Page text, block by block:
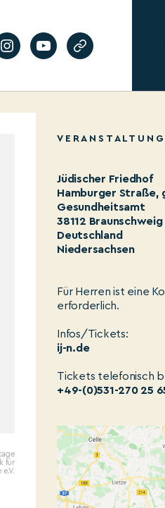
für
Jüdischer Friedhof
Hamburger Straße,
Gesundheitsamt
38112 Braunschweig
Deutschland
Niedersachsen
Für Herren ist eine
erforderlich.
Infos/Tickets:
ij-n.de
Tickets telefonisch
+49-(0)531-270 25